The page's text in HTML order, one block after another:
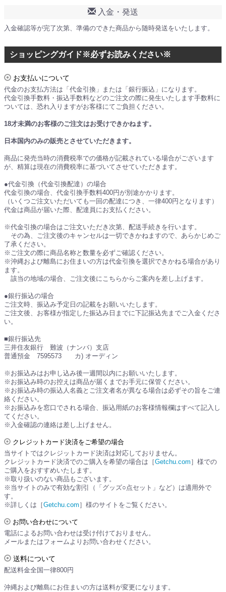
入金・発送
入金確認等が完了次第、準備のできた商品から随時発送をいたします。
ショッピングガイド※必ずお読みください※
お支払いについて
代金のお支払方法は「代金引換」または「銀行振込」になります。
代金引換手数料・振込手数料などのご注文の際に発生いたします手数料に
ついては、恐れ入りますがお客様にてご負担ください。
18才未満のお客様のご注文はお受けできかねます。
日本国内のみの販売とさせていただきます。
商品に発売当時の消費税率での価格が記載されている場合がございます
が、精算は現在の消費税率に基づいてさせていただきます。
●代金引換（代金引換配達）の場合
代金引換の場合、代金引換手数料400円が別途かかります。
（いくつご注文いただいても一回の配達につき、一律400円となります）
代金は商品が届いた際、配達員にお支払ください。
※代金引換の場合はご注文いただき次第、配送手続きを行います。
その為、ご注文後のキャンセルは一切できかねますので、あらかじめご
了承ください。
※ご注文の際に商品名称と数量を必ずご確認ください。
※沖縄および離島にお住まいの方は代金引換を選択できかねる場合があり
ます。
該当の地域の場合、ご注文後にこちらからご案内を差し上げます。
●銀行振込の場合
ご注文時、振込み予定日の記載をお願いいたします。
ご注文後、お客様が指定した振込み日までに下記振込先までご入金くださ
い。
■銀行振込先
三井住友銀行 難波（ナンバ）支店
普通預金 7595573 カ) オーディン
※お振込みはお申し込み後一週間以内にお願いいたします。
※お振込み時のお控えは商品が届くまでお手元に保管ください。
※お振込み時の振込人名義とご注文者名が異なる場合は必ずその旨をご連
絡ください。
※お振込みを窓口でされる場合、振込用紙のお客様情報欄はすべて記入し
てください。
※入金確認の連絡は差し上げません。
クレジットカード決済をご希望の場合
当サイトではクレジットカード決済は対応しておりません。
クレジットカード決済でのご購入を希望の場合は［Getchu.com ］様での
ご購入をおすすめいたします。
※取り扱いのない商品もございます。
※当サイトのみで有効な割引（「グッズ○点セット」など）は適用外で
す。
※詳しくは［Getchu.com ］様のサイトをご覧ください。
お問い合わせについて
電話によるお問い合わせは受け付けておりません。
メールまたはフォームよりお問い合わせください。
送料について
配送料金全国一律800円
沖縄および離島にお住まいの方は送料が変更になります。